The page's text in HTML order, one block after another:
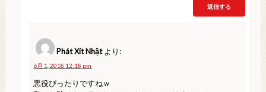
返信する
Phát Xít Nhật より:
6月 1, 2018 12:18 pm
悪役ぴったりですねｗ